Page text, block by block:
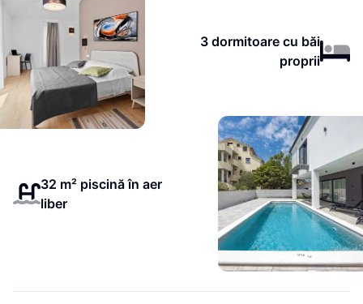
3 dormitoare cu băi
proprii
32 m² piscină în aer
liber